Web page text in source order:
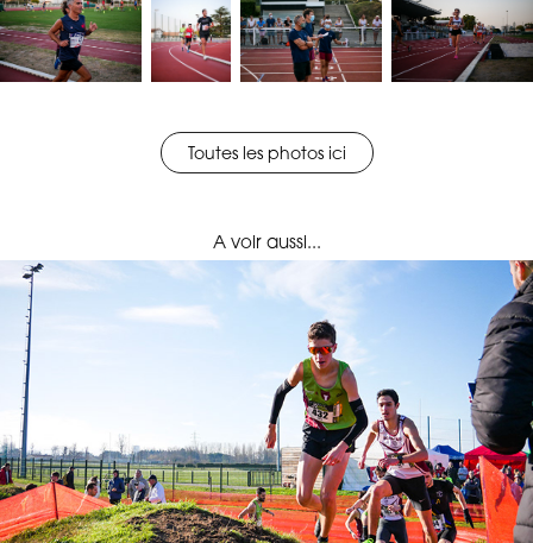
Toutes les photos ici
A voir aussi...
Championnat de Gironde de Cross-Country - 2020
12/01/2020